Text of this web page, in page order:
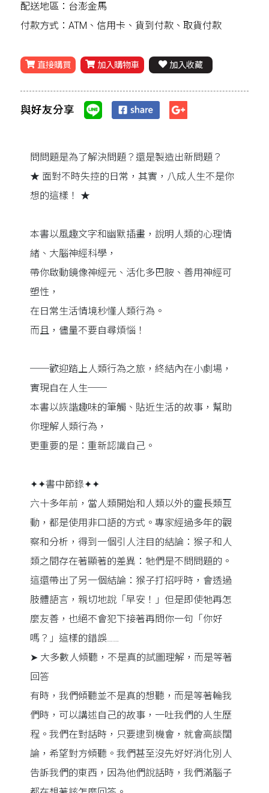
配送地區：台澎金馬
付款方式：ATM、信用卡、貨到付款、取貨付款
直接購買 加入購物車 加入收藏
與好友分享
問問題是為了解決問題？還是製造出新問題？
★ 面對不時失控的日常，其實，八成人生不是你
想的這樣！ ★
本書以風趣文字和幽默插畫，說明人類的心理情
緒、大腦神經科學，
帶你啟動鏡像神經元、活化多巴胺、善用神經可
塑性，
在日常生活情境秒懂人類行為。
而且，儘量不要自尋煩惱！
──歡迎踏上人類行為之旅，終結內在小劇場，
實現自在人生──
本書以詼諧趣味的筆觸、貼近生活的故事，幫助
你理解人類行為，
更重要的是：重新認識自己。
✦✦書中節錄✦✦
六十多年前，當人類開始和人類以外的靈長類互
動，都是使用非口語的方式。專家經過多年的觀
察和分析，得到一個引人注目的結論：猴子和人
類之間存在著顯著的差異：牠們是不問問題的。
這還帶出了另一個結論：猴子打招呼時，會透過
肢體語言，親切地說「早安！」但是即使牠再怎
麼友善，也絕不會犯下接著再問你一句「你好
嗎？」這樣的錯誤……
➤ 大多數人傾聽，不是真的試圖理解，而是等著
回答
有時，我們傾聽並不是真的想聽，而是等著輪我
們時，可以講述自己的故事，一吐我們的人生歷
程。我們在對話時，只要逮到機會，就會高談闊
論，希望對方傾聽。我們甚至沒先好好消化別人
告訴我們的東西，因為他們說話時，我們滿腦子